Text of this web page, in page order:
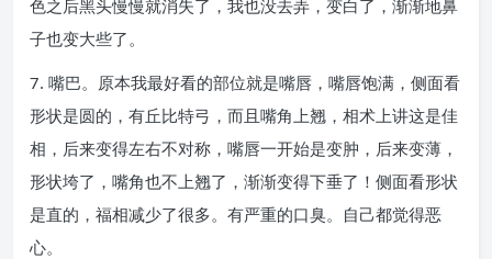
色之后黑头慢慢就消失了，我也没去弄，变白了，渐渐地鼻
子也变大些了。
7. 嘴巴。原本我最好看的部位就是嘴唇，嘴唇饱满，侧面看
形状是圆的，有丘比特弓，而且嘴角上翘，相术上讲这是佳
相，后来变得左右不对称，嘴唇一开始是变肿，后来变薄，
形状垮了，嘴角也不上翘了，渐渐变得下垂了！侧面看形状
是直的，福相减少了很多。有严重的口臭。自己都觉得恶
心。